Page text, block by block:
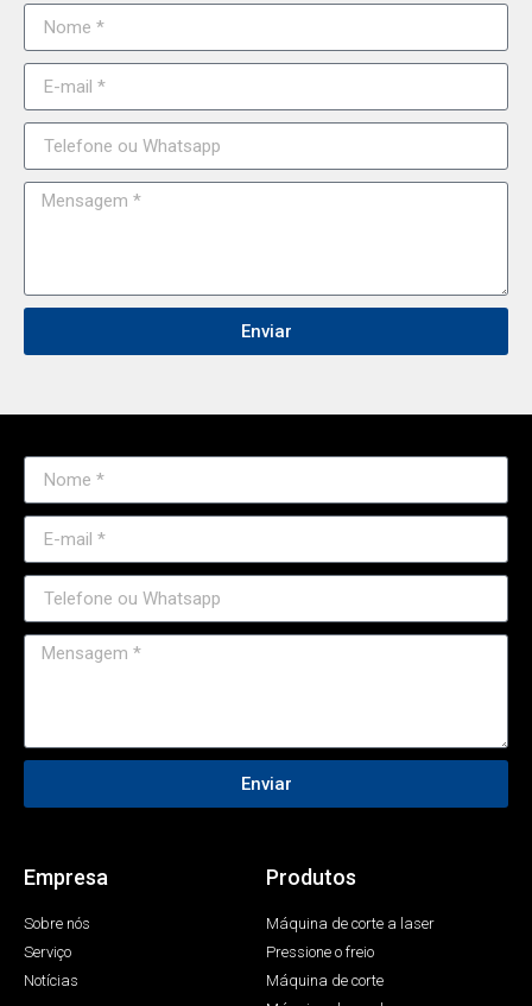
Enviar
Enviar
Empresa
Sobre nós
Serviço
Notícias
Produtos
Máquina de corte a laser
Pressione o freio
Máquina de corte